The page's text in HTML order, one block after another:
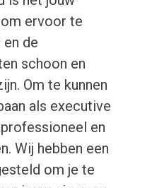
ervoor te
de
schoon en
Om te kunnen
als executive
en
Wij hebben een
om je te